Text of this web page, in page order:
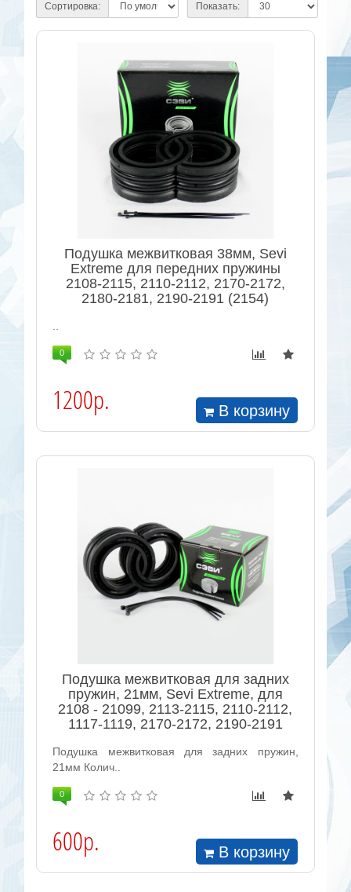
Сортировка: Показать:
Подушка межвитковая 38мм, Sevi
Extreme для передних пружины
2108-2115, 2110-2112, 2170-2172,
2180-2181, 2190-2191 (2154)
..
0
1200р. В корзину
Подушка межвитковая для задних
пружин, 21мм, Sevi Extreme, для
2108 - 21099, 2113-2115, 2110-2112,
1117-1119, 2170-2172, 2190-2191
Подушка межвитковая для задних пружин,
21мм Колич..
0
600р. В корзину